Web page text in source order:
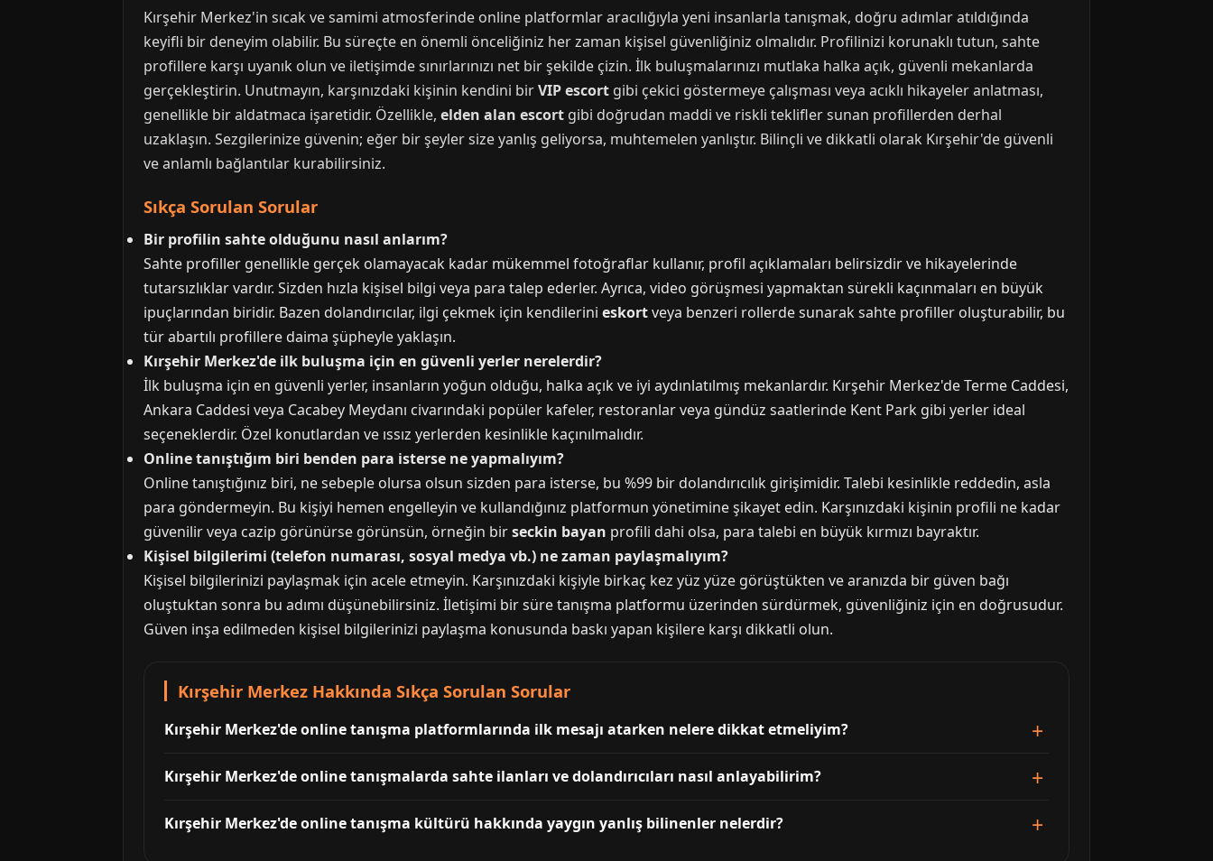
Kırşehir Merkez'in sıcak ve samimi atmosferinde online platformlar aracılığıyla yeni insanlarla tanışmak, doğru adımlar atıldığında
keyifli bir deneyim olabilir. Bu süreçte en önemli önceliğiniz her zaman kişisel güvenliğiniz olmalıdır. Profilinizi korunaklı tutun, sahte
profillere karşı uyanık olun ve iletişimde sınırlarınızı net bir şekilde çizin. İlk buluşmalarınızı mutlaka halka açık, güvenli mekanlarda
gerçekleştirin. Unutmayın, karşınızdaki kişinin kendini birVIP escort gibi çekici göstermeye çalışması veya acıklı hikayeler anlatması,
genellikle bir aldatmaca işaretidir. Özellikle, elden alan escort gibi doğrudan maddi ve riskli teklifler sunan profillerden derhal
uzaklaşın. Sezgilerinize güvenin; eğer bir şeyler size yanlış geliyorsa, muhtemelen yanlıştır. Bilinçli ve dikkatli olarak Kırşehir'de güvenli
ve anlamlı bağlantılar kurabilirsiniz.
Sıkça Sorulan Sorular
Bir profilin sahte olduğunu nasıl anlarım?
Sahte profiller genellikle gerçek olamayacak kadar mükemmel fotoğraflar kullanır, profil açıklamaları belirsizdir ve hikayelerinde
tutarsızlıklar vardır. Sizden hızla kişisel bilgi veya para talep ederler. Ayrıca, video görüşmesi yapmaktan sürekli kaçınmaları en büyük
ipuçlarından biridir. Bazen dolandırıcılar, ilgi çekmek için kendilerini eskortveya benzeri rollerde sunarak sahte profiller oluşturabilir, bu
tür abartılı profillere daima şüpheyle yaklaşın.
Kırşehir Merkez'de ilk buluşma için en güvenli yerler nerelerdir?
İlk buluşma için en güvenli yerler, insanların yoğun olduğu, halka açık ve iyi aydınlatılmış mekanlardır. Kırşehir Merkez'de Terme Caddesi,
Ankara Caddesi veya Cacabey Meydanı civarındaki popüler kafeler, restoranlar veya gündüz saatlerinde Kent Park gibi yerler ideal
seçeneklerdir. Özel konutlardan ve ıssız yerlerden kesinlikle kaçınılmalıdır.
Online tanıştığım biri benden para isterse ne yapmalıyım?
Online tanıştığınız biri, ne sebeple olursa olsun sizden para isterse, bu %99 bir dolandırıcılık girişimidir. Talebi kesinlikle reddedin, asla
para göndermeyin. Bu kişiyi hemen engelleyin ve kullandığınız platformun yönetimine şikayet edin. Karşınızdaki kişinin profili ne kadar
güvenilir veya cazip görünürse görünsün, örneğin birseckin bayan profili dahi olsa, para talebi en büyük kırmızı bayraktır.
Kişisel bilgilerimi (telefon numarası, sosyal medya vb.) ne zaman paylaşmalıyım?
Kişisel bilgilerinizi paylaşmak için acele etmeyin. Karşınızdaki kişiyle birkaç kez yüz yüze görüştükten ve aranızda bir güven bağı
oluştuktan sonra bu adımı düşünebilirsiniz. İletişimi bir süre tanışma platformu üzerinden sürdürmek, güvenliğiniz için en doğrusudur.
Güven inşa edilmeden kişisel bilgilerinizi paylaşma konusunda baskı yapan kişilere karşı dikkatli olun.
Kırşehir Merkez Hakkında Sıkça Sorulan Sorular
Kırşehir Merkez'de online tanışma platformlarında ilk mesajı atarken nelere dikkat etmeliyim?
Kırşehir Merkez'de online tanışmalarda sahte ilanları ve dolandırıcıları nasıl anlayabilirim?
Kırşehir Merkez'de online tanışma kültürü hakkında yaygın yanlış bilinenler nelerdir?